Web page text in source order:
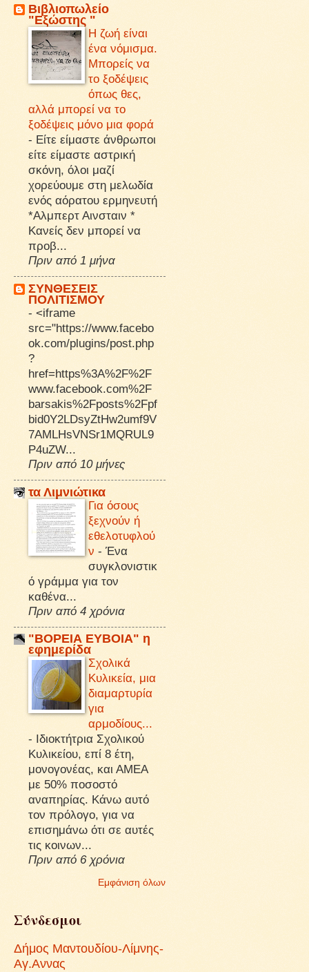
Βιβλιοπωλείο
"Εξώστης "
Η ζωή είναι
ένα νόμισμα.
Μπορείς να
το ξοδέψεις
όπως θες,
αλλά μπορεί να το
ξοδέψεις μόνο μια φορά
- Είτε είμαστε άνθρωποι
είτε είμαστε αστρική
σκόνη, όλοι μαζί
χορεύουμε στη μελωδία
ενός αόρατου ερμηνευτή
*Αλμπερτ Αινσταιν *
Κανείς δεν μπορεί να
προβ...
Πριν από 1 μήνα
ΣΥΝΘΕΣΕΙΣ
ΠΟΛΙΤΙΣΜΟΥ
- <iframe
src="https://www.facebo
ok.com/plugins/post.php
?
href=https%3A%2F%2F
www.facebook.com%2F
barsakis%2Fposts%2Fpf
bid0Y2LDsyZtHw2umf9V
7AMLHsVNSr1MQRUL9
P4uZW...
Πριν από 10 μήνες
τα Λιμνιώτικα
Για όσους
ξεχνούν ή
εθελοτυφλού
ν - Ένα
συγκλονιστικ
ό γράμμα για τον
καθένα...
Πριν από 4 χρόνια
"ΒΟΡΕΙΑ ΕΥΒΟΙΑ" η
εφημερίδα
Σχολικά
Κυλικεία, μια
διαμαρτυρία
για
αρμοδίους...
- Ιδιοκτήτρια Σχολικού
Κυλικείου, επί 8 έτη,
μονογονέας, και ΑΜΕΑ
με 50% ποσοστό
αναπηρίας. Κάνω αυτό
τον πρόλογο, για να
επισημάνω ότι σε αυτές
τις κοινων...
Πριν από 6 χρόνια
Εμφάνιση όλων
Σύνδεσμοι
Δήμος Μαντουδίου-Λίμνης-
Αγ.Αννας